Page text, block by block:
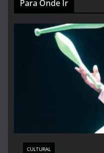
Para Onde Ir
CULTURAL